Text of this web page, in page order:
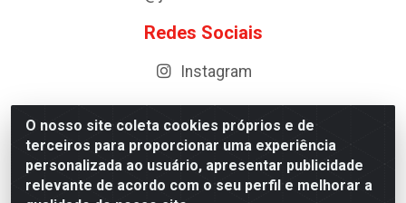
O nosso site coleta cookies próprios e de
terceiros para proporcionar uma experiência
personalizada ao usuário, apresentar publicidade
relevante de acordo com o seu perfil e melhorar a
Redes Sociais
Instagram
Distribuidora de Cosméticos Antoneto LTDA - BA-052,
km 87 - Industrial, Ipirá - BA, 44600-000 - CNPJ
10.984.107/0001-75